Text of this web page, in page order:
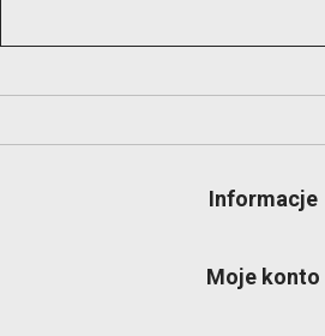
Informacje
Moje konto